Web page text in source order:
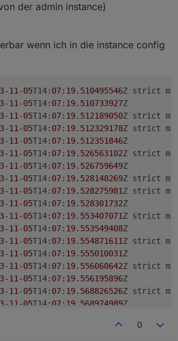
der admin instance)
wenn ich in die instance config
-11-05T14: 07: 19.510495546Z strict
-11-05T14: 07: 19.510733927Z
-11-05T14: 07: 19.512189050Z strict
-11-05T14: 07: 19.512329178Z strict
-11-05T14: 07: 19.512351846Z
-11-05T14: 07: 19.526563102Z strict
-11-05T14: 07: 19.526759649Z
-11-05T14: 07: 19.528148269Z strict
-11-05T14: 07: 19.528275981Z strict
-11-05T14: 07: 19.528301732Z
-11-05T14: 07: 19.553407071Z strict
-11-05T14: 07: 19.553549408Z
-11-05T14: 07: 19.554871611Z strict
-11-05T14: 07: 19.555010031Z
-11-05T14: 07: 19.556060642Z strict
-11-05T14: 07: 19.556195896Z
-11-05T14: 07: 19.568826526Z strict
-11 -05T14: 07: 19.568974989Z
19.570048893 Z strict
0